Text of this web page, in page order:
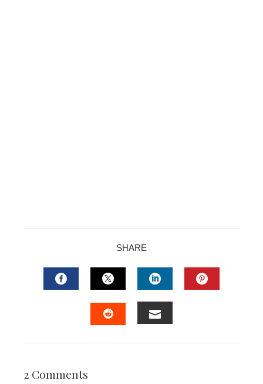
SHARE
FACEBOOKTWITTERLINKEDIN
2 Comments